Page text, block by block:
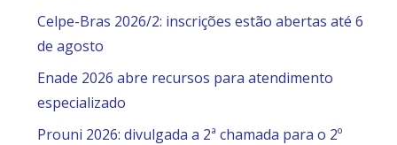
Celpe-Bras 2026/2: inscrições estão abertas até 6
de agosto
Enade 2026 abre recursos para atendimento
especializado
Prouni 2026: divulgada a 2ª chamada para o 2º